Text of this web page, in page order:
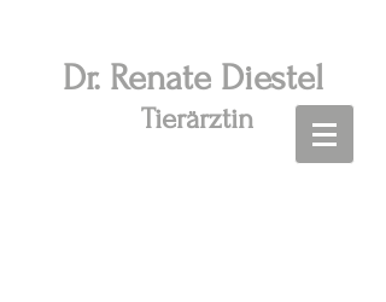
Dr. Renate Diestel
Tierärztin